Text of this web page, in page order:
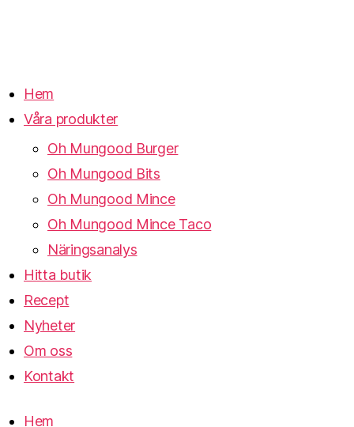
Hem
Våra produkter
Oh Mungood Burger
Oh Mungood Bits
Oh Mungood Mince
Oh Mungood Mince Taco
Näringsanalys
Hitta butik
Recept
Nyheter
Om oss
Kontakt
Hem